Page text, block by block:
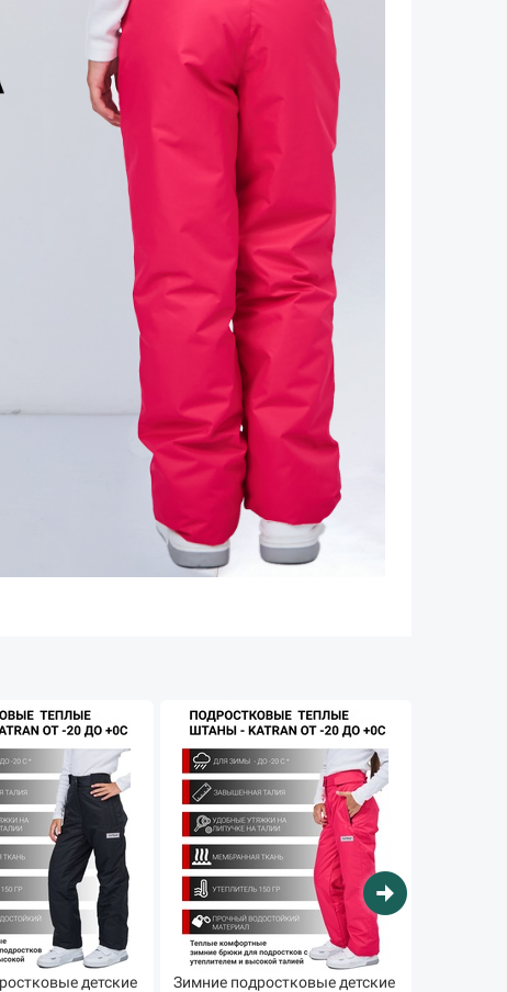
детские
Зимние подростковые детские
arrow_circle_right